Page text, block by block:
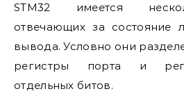
STM32 имеется
отвечающих за состояние
вывода. Условно они
регистры порта и
отдельных битов.